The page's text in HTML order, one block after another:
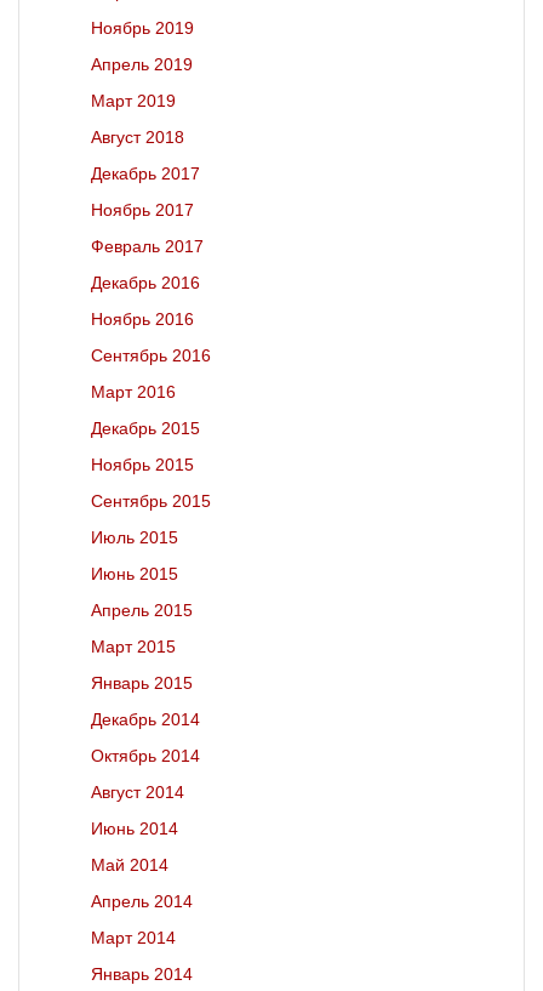
Ноябрь 2019
Апрель 2019
Март 2019
Август 2018
Декабрь 2017
Ноябрь 2017
Февраль 2017
Декабрь 2016
Ноябрь 2016
Сентябрь 2016
Март 2016
Декабрь 2015
Ноябрь 2015
Сентябрь 2015
Июль 2015
Июнь 2015
Апрель 2015
Март 2015
Январь 2015
Декабрь 2014
Октябрь 2014
Август 2014
Июнь 2014
Май 2014
Апрель 2014
Март 2014
Январь 2014